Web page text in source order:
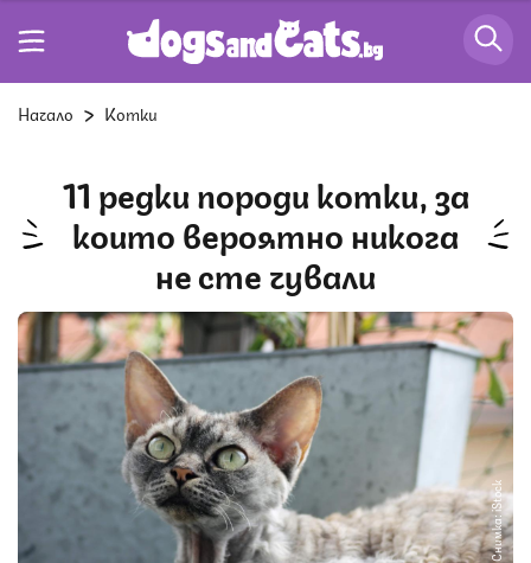
Начало Котки
11 редки породи котки, за
които вероятно никога
не сте чували
Снимка: iStock